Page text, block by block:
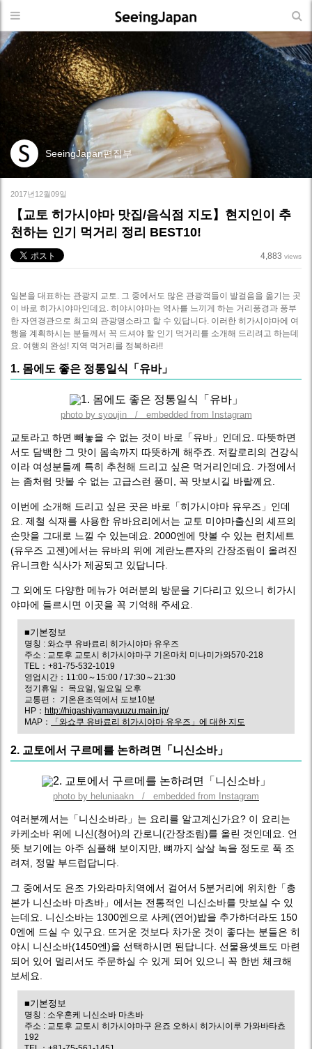
SeeingJapan편집부
2017년12월09일
【교토 히가시야마 맛집/음식점 지도】현지인이 추
천하는 인기 먹거리 정리 BEST10!
4,883 views
일본을 대표하는 관광지 교토. 그 중에서도 많은 관광객들이 발걸음을 옮기는 곳
이 바로 히가시야마인데요. 히야시야마는 역사를 느끼게 하는 거리풍경과 풍부
한 자연경관으로 최고의 관광명소라고 할 수 있답니다. 이러한 히가시야마에 여
행을 계획하시는 분들께서 꼭 드셔야 할 인기 먹거리를 소개해 드리려고 하는데
요. 여행의 완성! 지역 먹거리를 정복하라!!
1. 몸에도 좋은 정통일식「유바」
photo by syoujin / embedded from Instagram
교토라고 하면 빼놓을 수 없는 것이 바로「유바」인데요. 따뜻하면
서도 담백한 그 맛이 몸속까지 따뜻하게 해주죠. 저칼로리의 건강식
이라 여성분들께 특히 추천해 드리고 싶은 먹거리인데요. 가정에서
는 좀처럼 맛볼 수 없는 고급스런 풍미, 꼭 맛보시길 바랄께요.
이번에 소개해 드리고 싶은 곳은 바로「히가시야마 유우즈」인데
요. 제철 식재를 사용한 유바요리에서는 교토 미야마출신의 셰프의
손맛을 그대로 느낄 수 있는데요. 2000엔에 맛볼 수 있는 런치세트
(유우즈 고젠)에서는 유바의 위에 계란노른자의 간장조림이 올려진
유니크한 식사가 제공되고 있답니다.
그 외에도 다양한 메뉴가 여러분의 방문을 기다리고 있으니 히가시
야마에 들르시면 이곳을 꼭 기억해 주세요.
■기본정보
명칭 : 와쇼쿠 유바료리 히가시야마 유우즈
주소 : 교토후 교토시 히가시야마구 기온마치 미나미가와570-218
TEL：+81-75-532-1019
영업시간：11:00～15:00 / 17:30～21:30
정기휴일： 목요일, 일요일 오후
교통편： 기온욘조역에서 도보10분
HP： http://higashiyamayuuzu.main.jp/
MAP：
「와쇼쿠 유바료리 히가시야마 유우즈」에 대한 지도
2. 교토에서 구르메를 논하려면「니신소바」
photo by heluniaakn / embedded from Instagram
여러분께서는「니신소바라」는 요리를 알고계신가요? 이 요리는
카케소바 위에 니신(청어)의 간로니(간장조림)를 올린 것인데요. 언
뜻 보기에는 아주 심플해 보이지만, 뼈까지 살살 녹을 정도로 푹 조
려져, 정말 부드럽답니다.
그 중에서도 욘조 가와라마치역에서 걸어서 5분거리에 위치한「총
본가 니신소바 마츠바」에서는 전통적인 니신소바를 맛보실 수 있
는데요. 니신소바는 1300엔으로 사케(연어)밥을 추가하더라도 150
0엔에 드실 수 있구요. 뜨거운 것보다 차가운 것이 좋다는 분들은 히
야시 니신소바(1450엔)을 선택하시면 된답니다. 선물용셋트도 마련
되어 있어 멀리서도 주문하실 수 있게 되어 있으니 꼭 한번 체크해
보세요.
■기본정보
명칭 : 소우혼케 니신소바 마츠바
주소 : 교토후 교토시 히가시야마구 욘죠 오하시 히가시이루 가와바타쵸
192